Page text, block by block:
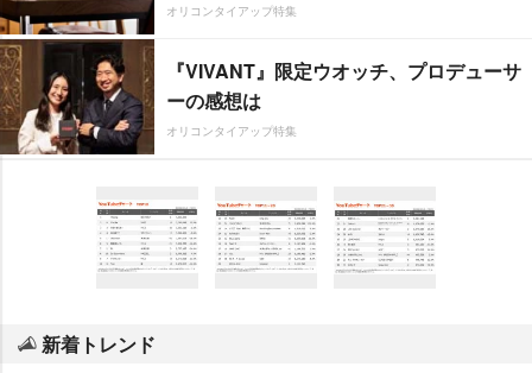
オリコンタイアップ特集
『VIVANT』限定ウオッチ、プロデューサ
ーの感想は
オリコンタイアップ特集
新着トレンド